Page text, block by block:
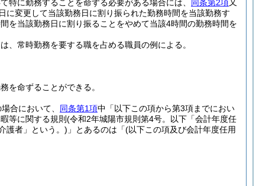
特に勤務することを命ずる必要がある場合には、 同条第2項又
に変更して当該勤務日に割り振られた勤務時間を当該勤務す
を当該勤務日に割り振ることをやめて当該4時間の勤務時間を
、常時勤務を要する職を占める職員の例による。
を命ずることができる。
合において、 同条第1項中「以下この項から第3項までにおい
等に関する規則 (令和2年城陽市規則第4号。以下「会計年度任
護者」という。) 」とあるのは「(以下この項及び会計年度任用